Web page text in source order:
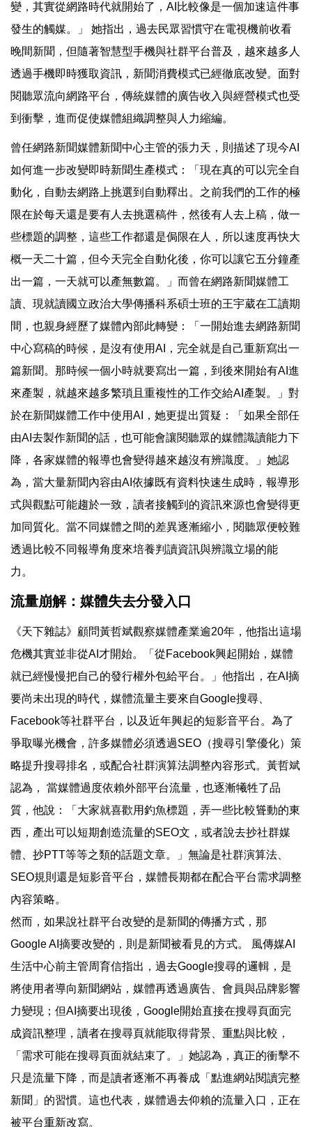
變，其實從網路時代就開始了，AI比較像是一個加速這件事
發生的觸媒。」 她指出，過去民眾習慣守在電視機前收看
晚間新聞，但隨著智慧型手機與社群平台普及，越來越多人
透過手機即時獲取資訊，新聞消費模式已經徹底改變。面對
閱聽眾流向網路平台，傳統媒體的廣告收入與經營模式也受
到衝擊，進而促使媒體組織調整與人力縮編。
曾任網路新聞媒體新聞中心主管的張力天，則描述了現今AI
如何進一步改變即時新聞生產模式：「現在真的可以完全自
動化，自動去網路上挑選到自動釋出。之前我們的工作的極
限在於每天還是要有人去挑選稿件，然後有人去上稿，做一
些標題的調整，這些工作都還是侷限在人，所以速度再快大
概一天二十篇，但今天完全自動化後，你可以讓它五分鐘產
出一篇，一天就可以產無數篇。」而曾在網路新聞媒體工
讀、現就讀國立政治大學傳播科系碩士班的王宇葳在工讀期
間，也親身經歷了媒體內部此轉變：「一開始進去網路新聞
中心寫稿的時候，是沒有使用AI，完全就是自己重新寫出一
篇新聞。那時候一個小時就要寫出一篇，到後來開始有AI進
來產製，就越來越多繁瑣且重複性的工作交給AI產製。」對
於在新聞媒體工作中使用AI，她更提出質疑：「如果全部任
由AI去製作新聞的話，也可能會讓閱聽眾的媒體識讀能力下
降，各家媒體的報導也會變得越來越沒有辨識度。」她認
為，當大量新聞內容由AI依據既有資料快速生成時，報導形
式與觀點可能趨於一致，讀者接觸到的資訊來源也會變得更
加同質化。當不同媒體之間的差異逐漸縮小，閱聽眾便較難
透過比較不同報導角度來培養判讀資訊與辨識立場的能
力。
流量崩解：媒體失去分發入口
《天下雜誌》顧問黃哲斌觀察媒體產業逾20年，他指出這場
危機其實並非從AI才開始。「從Facebook興起開始，媒體
就已經慢慢把自己的發行權外包給平台。」他指出，在AI摘
要尚未出現的時代，媒體流量主要來自Google搜尋、
Facebook等社群平台，以及近年興起的短影音平台。為了
爭取曝光機會，許多媒體必須透過SEO（搜尋引擎優化）策
略提升搜尋排名，或配合社群演算法調整內容形式。黃哲斌
認為， 當媒體過度依賴外部平台流量，也逐漸犧牲了品
質，他說：「大家就喜歡用釣魚標題，弄一些比較聳動的東
西，產出可以短期創造流量的SEO文，或者說去抄社群媒
體、抄PTT等等之類的話題文章。」無論是社群演算法、
SEO規則還是短影音平台，媒體長期都在配合平台需求調整
內容策略。
然而，如果說社群平台改變的是新聞的傳播方式，那
Google AI摘要改變的，則是新聞被看見的方式。 風傳媒AI
生活中心前主管周育信指出，過去Google搜尋的邏輯，是
將使用者導向新聞網站，媒體再透過廣告、會員與品牌影響
力變現；但AI摘要出現後，Google開始直接在搜尋頁面完
成資訊整理，讀者在搜尋頁就能取得背景、重點與比較，
「需求可能在搜尋頁面就結束了。」她認為，真正的衝擊不
只是流量下降，而是讀者逐漸不再養成「點進網站閱讀完整
新聞」的習慣。這也代表，媒體過去仰賴的流量入口，正在
被平台重新改寫。